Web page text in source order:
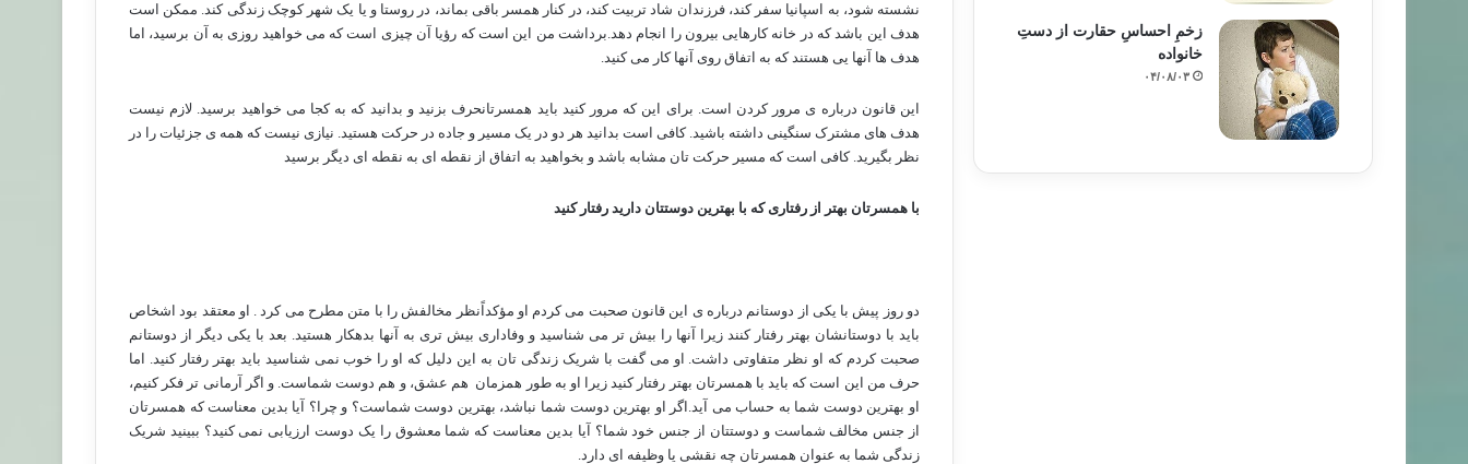
نشسته شود، به اسپانیا سفر کند، فرزندان شاد تربیت کند، در کنار همسر باقی بماند، در روستا و یا یک شهر کوچک زندگی کند. ممکن است
هدف این باشد که در خانه کارهایی بیرون را انجام دهد.برداشت من این است که رؤیا آن چیزی است که می خواهید روزی به آن برسید، اما
هدف ها آنها یی هستند که به اتفاق روی آنها کار می کنید.
این قانون درباره ی مرور کردن است. برای این که مرور کنید باید همسرتانحرف بزنید و بدانید که به کجا می خواهید برسید. لازم نیست
هدف های مشترک سنگینی داشته باشید. کافی است بدانید هر دو در یک مسیر و جاده در حرکت هستید. نیازی نیست که همه ی جزئیات را در
نظر بگیرید. کافی است که مسیر حرکت تان مشابه باشد و بخواهید به اتفاق از نقطه ای به نقطه ای دیگر برسید
با همسرتان بهتر از رفتاری که با بهترین دوستتان دارید رفتار کنید
دو روز پیش با یکی از دوستانم درباره ی این قانون صحبت می کردم او مؤکداًنظر مخالفش را با متن مطرح می کرد . او معتقد بود اشخاص
باید با دوستانشان بهتر رفتار کنند زیرا آنها را بیش تر می شناسید و وفاداری بیش تری به آنها بدهکار هستید. بعد با یکی دیگر از دوستانم
صحبت کردم که او نظر متفاوتی داشت. او می گفت با شریک زندگی تان به این دلیل که او را خوب نمی شناسید باید بهتر رفتار کنید. اما
حرف من این است که باید با همسرتان بهتر رفتار کنید زیرا او به طور همزمان هم عشق، و هم دوست شماست. و اگر آرمانی تر فکر کنیم،
او بهترین دوست شما به حساب می آید.اگر او بهترین دوست شما نباشد، بهترین دوست شماست؟ و چرا؟ آیا بدین معناست که همسرتان
از جنس مخالف شماست و دوستتان از جنس خود شما؟ آیا بدین معناست که شما معشوق را یک دوست ارزیابی نمی کنید؟ ببینید شریک
زندگی شما به عنوان همسرتان چه نقشی یا وظیفه ای دارد.
زخمِ احساسِ حقارت از دستِ
خانواده
۰۴/۰۸/۰۳